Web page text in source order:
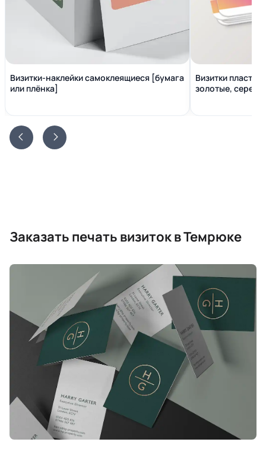
Визитки-наклейки самоклеящиеся [бумага
или плёнка]
Визитки
золотые,
Заказать печать визиток в Темрюке